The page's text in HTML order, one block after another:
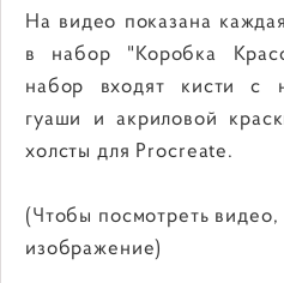
На видео показана
в набор "Коробка
набор входят кисти с
гуаши и акриловой
холсты для Procreate.
(Чтобы посмотреть
изображение)